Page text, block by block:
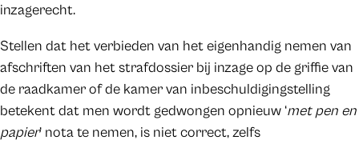
inzagerecht.
Stellen dat het verbieden van het eigenhandig nemen van
afschriften van het strafdossier bij inzage op de griffie van
de raadkamer of de kamer van inbeschuldigingstelling
betekent dat men wordt gedwongen opnieuw ‘met pen en
papier’ nota te nemen, is niet correct, zelfs